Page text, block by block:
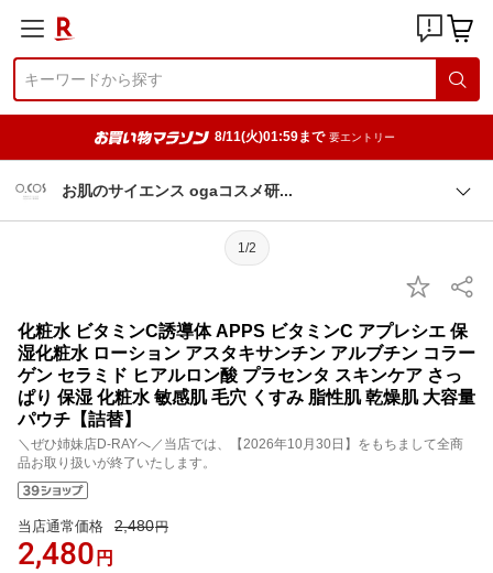
8/11(火)01:59まで 要エントリー
お肌のサイエンス ogaコスメ研
1/2
化粧水 ビタミンC誘導体 APPS ビタミンC アプレシエ 保
湿化粧水 ローション アスタキサンチン アルブチン コラー
ゲン セラミド ヒアルロン酸 プラセンタ スキンケア さっ
ぱり 保湿 化粧水 敏感肌 毛穴 くすみ 脂性肌 乾燥肌 大容量
パウチ【詰替】
＼ぜひ姉妹店D-RAYへ／当店では、【2026年10月30日】をもちまして全商
品お取り扱いが終了いたします。
当店通常価格 2,480円
2,480 円